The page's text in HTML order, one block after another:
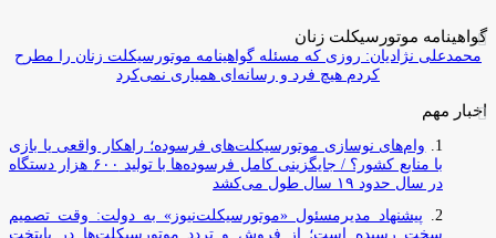
گواهینامه موتورسیکلت زنان
محمدعلی نژادیان: روزی که مسئله گواهینامه موتورسیکلت زنان را مطرح
کردم هیچ فرد و رسانه‌ای همیاری نمی‌کرد
اخبار مهم
وام‌های نوسازی موتورسیکلت‌های فرسوده؛ راهکار واقعی یا بازی
با منابع کشور؟ / جایگزینی کامل فرسوده‌ها با تولید ۶۰۰ هزار دستگاه
در سال حدود ۱۹ سال طول می‌کشد
پیشنهاد مدیرمسئول «موتورسیکلت‌نیوز» به دولت: وقت تصمیم
سخت رسیده است؛ از فروش و تردد موتورسیکلت‌ها در پایتخت